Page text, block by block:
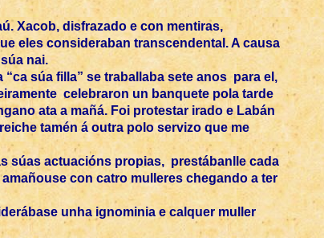
Xacob, disfrazado e con mentiras,
eles consideraban transcendental. A causa
nai.
súa filla” se traballaba sete anos para el,
celebraron un banquete pola tarde
ata a mañá. Foi protestar irado e Labán
tamén á outra polo servizo que me
súas actuacións propias, prestábanlle cada
con catro mulleres chegando a ter
unha ignominia e calquer muller